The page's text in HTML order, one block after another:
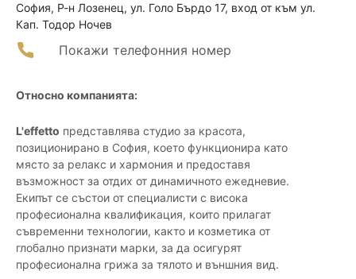
София, Р-н Лозенец, ул. Голо Бърдо 17, вход от към ул.
Кап. Тодор Ночев
Покажи телефонния номер
Относно компанията:
L'effetto представлява студио за красота,
позиционирано в София, което функционира като
място за релакс и хармония и предоставя
възможност за отдих от динамичното ежедневие.
Екипът се състои от специалисти с висока
професионална квалификация, които прилагат
съвременни технологии, както и козметика от
глобално признати марки, за да осигурят
професионална грижа за тялото и външния вид.